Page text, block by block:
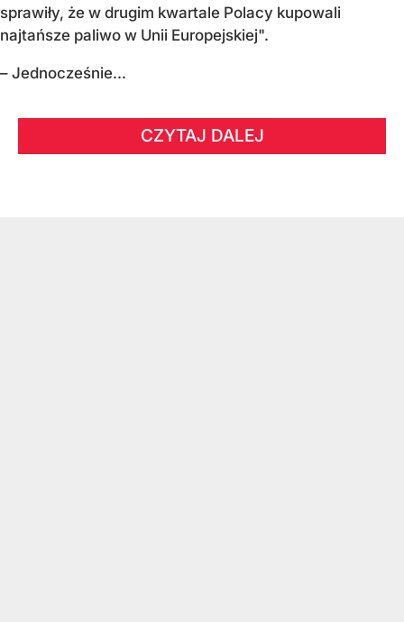
sprawiły, że w drugim kwartale Polacy kupowali
najtańsze paliwo w Unii Europejskiej".
– Jednocześnie...
CZYTAJ DALEJ